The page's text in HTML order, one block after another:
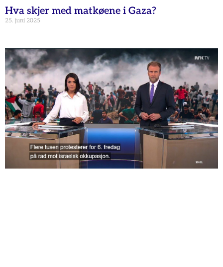
Hva skjer med matkøene i Gaza?
25. juni 2025